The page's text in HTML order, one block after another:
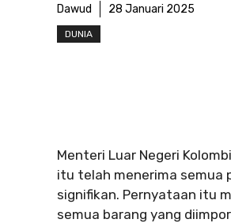
Dawud 28 Januari 2025
DUNIA
Menteri Luar Negeri
itu telah menerima semua
signifikan. Pernyataan itu
semua barang yang